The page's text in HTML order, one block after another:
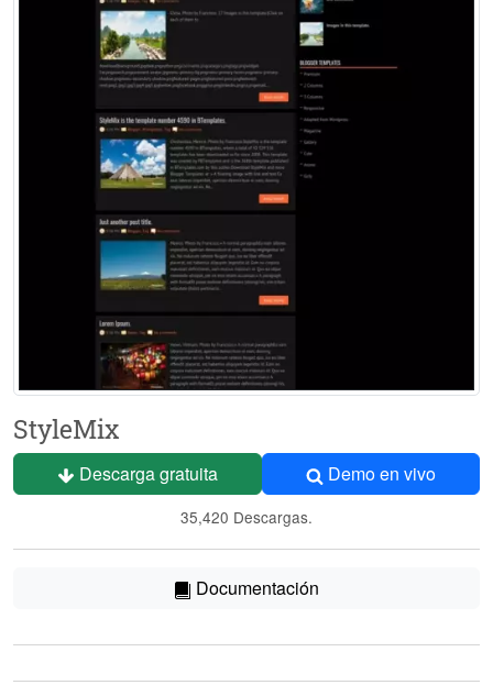
StyleMix
Descarga gratuita Demo en vivo
35,420 Descargas.
Documentación